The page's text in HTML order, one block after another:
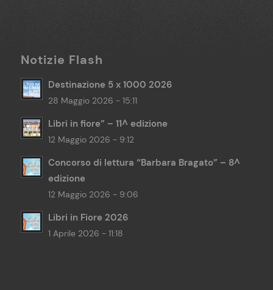
Notizie Flash
Destinazione 5 x 1000 2026
28 Maggio 2026 - 15:11
Libri in fiore” – 11^ edizione
12 Maggio 2026 - 9:12
Concorso di lettura “Barbara Bragato” – 8^
edizione
12 Maggio 2026 - 9:06
Libri in Fiore 2026
1 Aprile 2026 - 11:18